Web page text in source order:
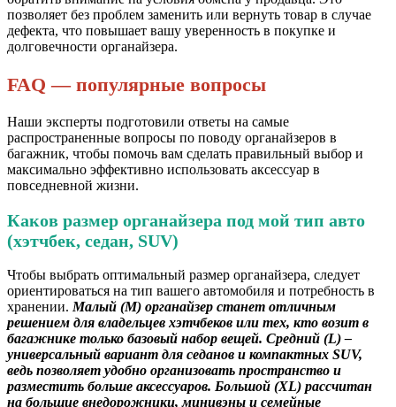
позволяет без проблем заменить или вернуть товар в случае
дефекта, что повышает вашу уверенность в покупке и
долговечности органайзера.
FAQ — популярные вопросы
Наши эксперты подготовили ответы на самые
распространенные вопросы по поводу органайзеров в
багажник, чтобы помочь вам сделать правильный выбор и
максимально эффективно использовать аксессуар в
повседневной жизни.
Каков размер органайзера под мой тип авто
(хэтчбек, седан, SUV)
Чтобы выбрать оптимальный размер органайзера, следует
ориентироваться на тип вашего автомобиля и потребность в
хранении. Малый (М) органайзер станет отличным
решением для владельцев хэтчбеков или тех, кто возит в
багажнике только базовый набор вещей. Средний (L) –
универсальный вариант для седанов и компактных SUV,
ведь позволяет удобно организовать пространство и
разместить больше аксессуаров. Большой (XL) рассчитан
на большие внедорожники, минивэны и семейные